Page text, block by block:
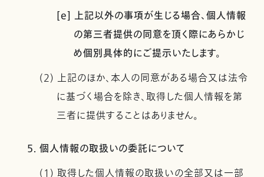
[e] 上記以外の事項が生じる場合、個人情報
の第三者提供の同意を頂く際にあらかじ
め個別具体的にご提示いたします。
(2) 上記のほか、本人の同意がある場合又は法令
に基づく場合を除き、取得した個人情報を第
三者に提供することはありません。
5. 個人情報の取扱いの委託について
(1) 取得した個人情報の取扱いの全部又は一部